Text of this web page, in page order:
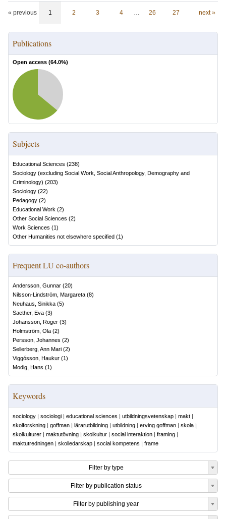
« previous 1 2 3 4 … 26 27 next »
Publications
Open access (64.0%)
Subjects
Educational Sciences (238)
Sociology (excluding Social Work, Social Anthropology, Demography and
Criminology) (203)
Sociology (22)
Pedagogy (2)
Educational Work (2)
Other Social Sciences (2)
Work Sciences (1)
Other Humanities not elsewhere specified (1)
Frequent LU co-authors
Andersson, Gunnar (20)
Nilsson-Lindström, Margareta (8)
Neuhaus, Sinikka (5)
Saether, Eva (3)
Johansson, Roger (3)
Holmström, Ola (2)
Persson, Johannes (2)
Sellerberg, Ann Mari (2)
Viggósson, Haukur (1)
Modig, Hans (1)
Keywords
sociology | sociologi | educational sciences | utbildningsvetenskap | makt |
skolforskning | goffman | lärarutbildning | utbildning | erving goffman | skola |
skolkulturer | maktutövning | skolkultur | social interaktion | framing |
maktutredningen | skolledarskap | social kompetens | frame
Filter by type
Filter by publication status
Filter by publishing year